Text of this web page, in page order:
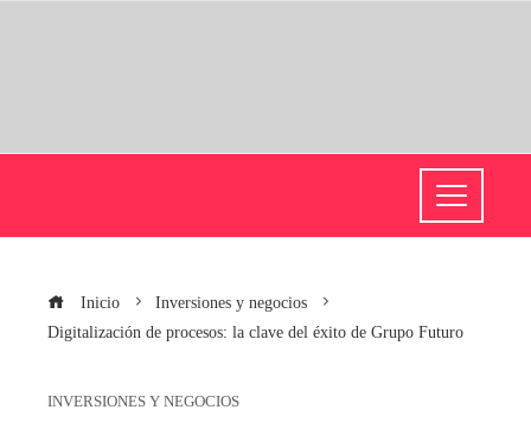
Inicio
Inversiones y negocios
Digitalización de procesos: la clave del éxito de Grupo Futuro
INVERSIONES Y NEGOCIOS